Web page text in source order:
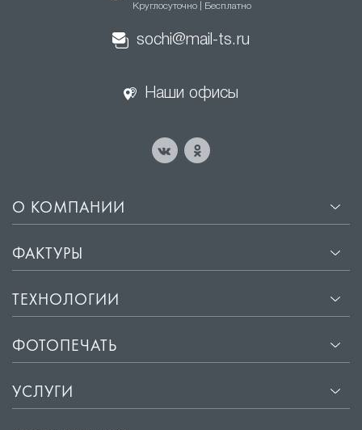
Круглосуточно | Бесплатно
sochi@mail-ts.ru
Наши офисы
О КОМПАНИИ
ФАКТУРЫ
ТЕХНОЛОГИИ
ФОТОПЕЧАТЬ
УСЛУГИ